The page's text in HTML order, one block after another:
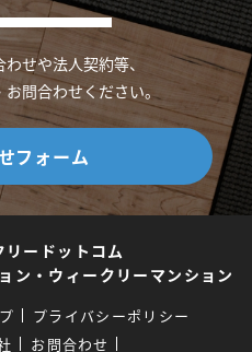
せや法人契約等、
問合わせください。
フォーム
ードットコム
ン・ウィークリーマンション
プライバシーポリシー
お問合わせ